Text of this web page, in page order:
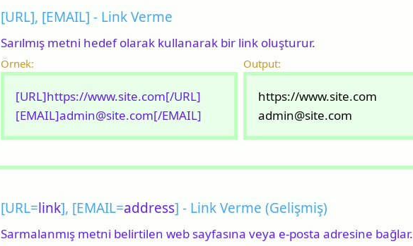
[URL], [EMAIL] - Link Verme
Sarılmış metni hedef olarak kullanarak bir link oluşturur.
Örnek:
[URL]https://www.site.com[/URL]
[EMAIL]admin@site.com[/EMAIL]
Output:
https://www.site.com
admin@site.com
[URL=link], [EMAIL=address] - Link Verme (Gelişmiş)
Sarmalanmış metni belirtilen web sayfasına veya e-posta adresine bağlar.